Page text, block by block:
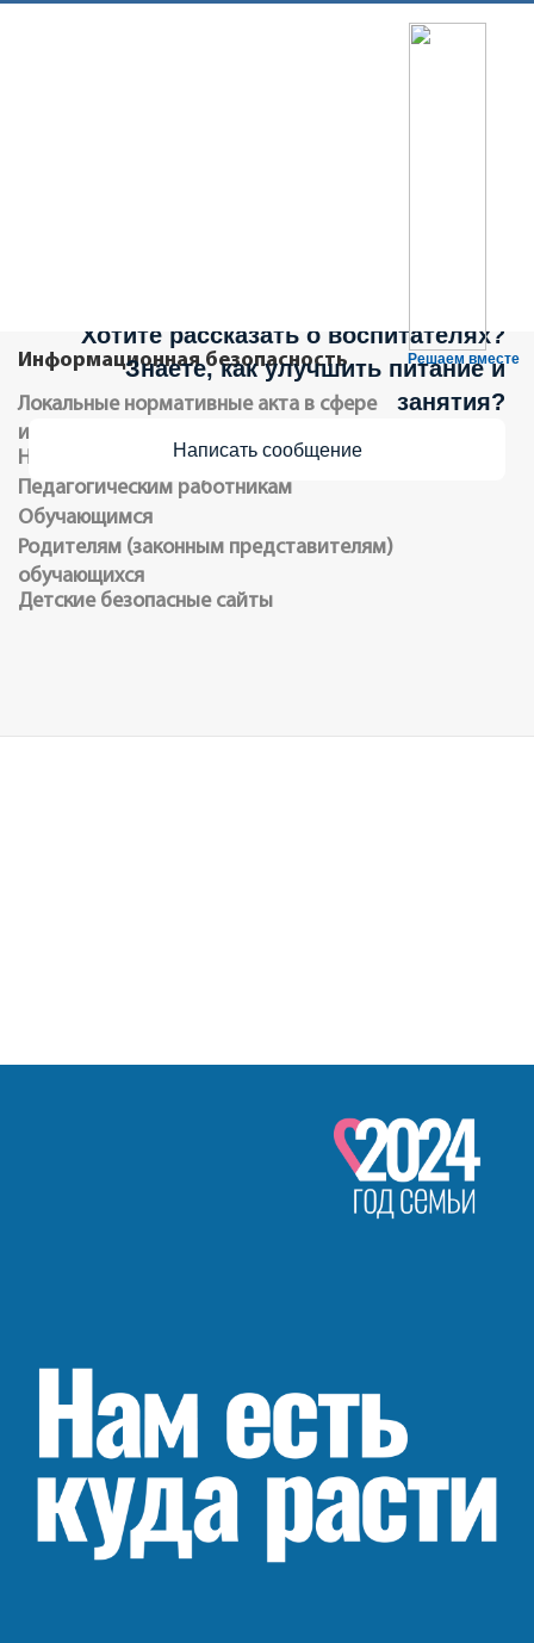
Решаем вместе
Хотите рассказать о воспитателях?
Знаете, как улучшить питание и
занятия?
Написать сообщение
Информационная безопасность
Локальные нормативные акта в сфере
информационной безопасности обучающихся
Нормативное регулирование
Педагогическим работникам
Обучающимся
Родителям (законным представителям)
обучающихся
Детские безопасные сайты